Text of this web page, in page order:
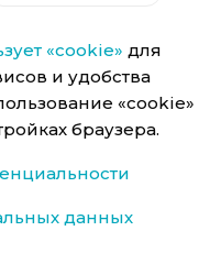
«cookie» для
и удобства
«cookie»
браузера.
данных